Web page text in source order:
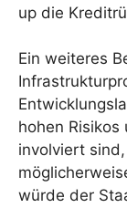
up die
Ein weiteres
hohen
involviert
würde der